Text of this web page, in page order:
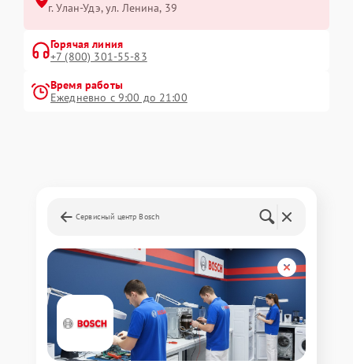
г. Улан-Удэ, ул. Ленина, 39
Горячая линия
+7 (800) 301-55-83
Время работы
Ежедневно с 9:00 до 21:00
Сервисный центр Bosch